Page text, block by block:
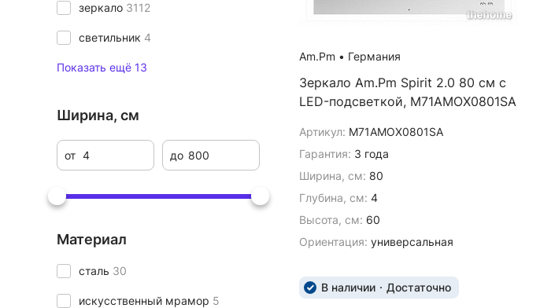
зеркало 3112
светильник 4
Показать ещё 13
Ширина, см
от до
Материал
сталь 30
искусственный мрамор 5
Am.Pm • Германия
Зеркало Am.Pm Spirit 2.0 80 см с
LED-подсветкой, M71AMOX0801SA
Артикул: M71AMOX0801SA
Гарантия: 3 года
Ширина, см: 80
Глубина, см: 4
Высота, см: 60
Ориентация: универсальная
В наличии Достаточно